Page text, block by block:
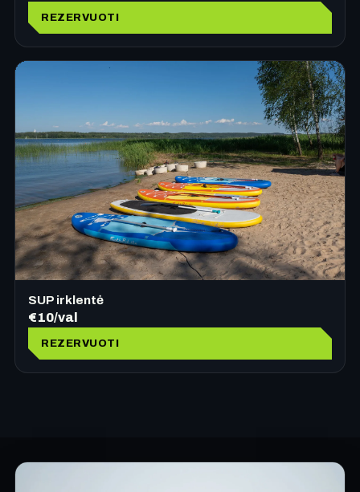
REZERVUOTI
SUP irklentė
€10/val
REZERVUOTI